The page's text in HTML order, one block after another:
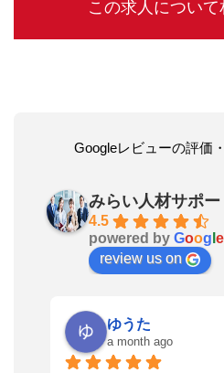
この求人について
Googleレビューの評価
みらい人材サポ
4.5
powered by Goog e
review us on
ゆうた
a month ago